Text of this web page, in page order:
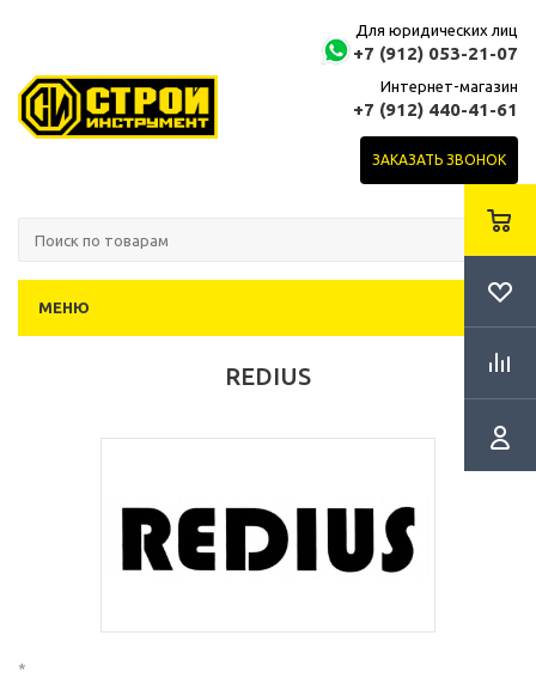
Для юридических лиц
+7 (912) 053-21-07
Интернет-магазин
+7 (912) 440-41-61
ЗАКАЗАТЬ ЗВОНОК
МЕНЮ
REDIUS
*